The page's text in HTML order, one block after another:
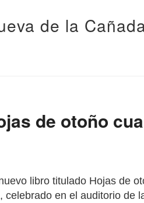
de la
de otoño
libro titulado Hojas de
en el auditorio de